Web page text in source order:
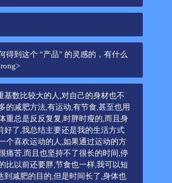
得到这个 “产品” 的灵感的，有什么
基数比较大的人,对自己的身材也不
的减肥方法,有运动,有节食,甚至也用
重总是反反复复,时胖时瘦的,而且身
好了,我总结主要还是我的生活方式
个喜欢运动的人,如果通过运动的方
痛苦,而且也坚持不了很长的时间,停
比以前还要胖,节食也一样,我可以短
到减肥的目的,但是时间长了,身体也